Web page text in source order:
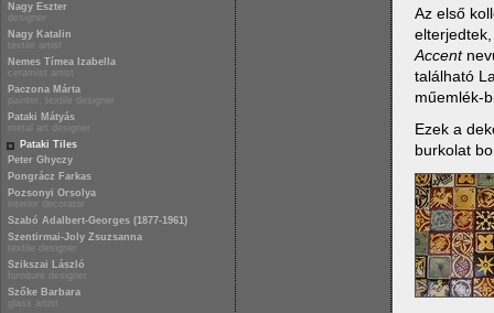
Nagy Eszter
designer
Nagy Katalin
textile artist
Nemes Tímea Izabella
ceramist artist
Paczona Márta
painter, textile designer
Pataki Mátyás
metal art designer
Pataki Tiles
Peter Ghyczy
Pongrácz Farkas
Pozsonyi Orsolya
interior decorator
Szabó Adalbert-Georges (1877-1961)
Szentirmai-Joly Zsuzsanna
textile designer
Szikszai László
furniture designer
Szőke Barbara
glass artist
Az első
Accent
található
műemlék-
Ezek a
burkolat